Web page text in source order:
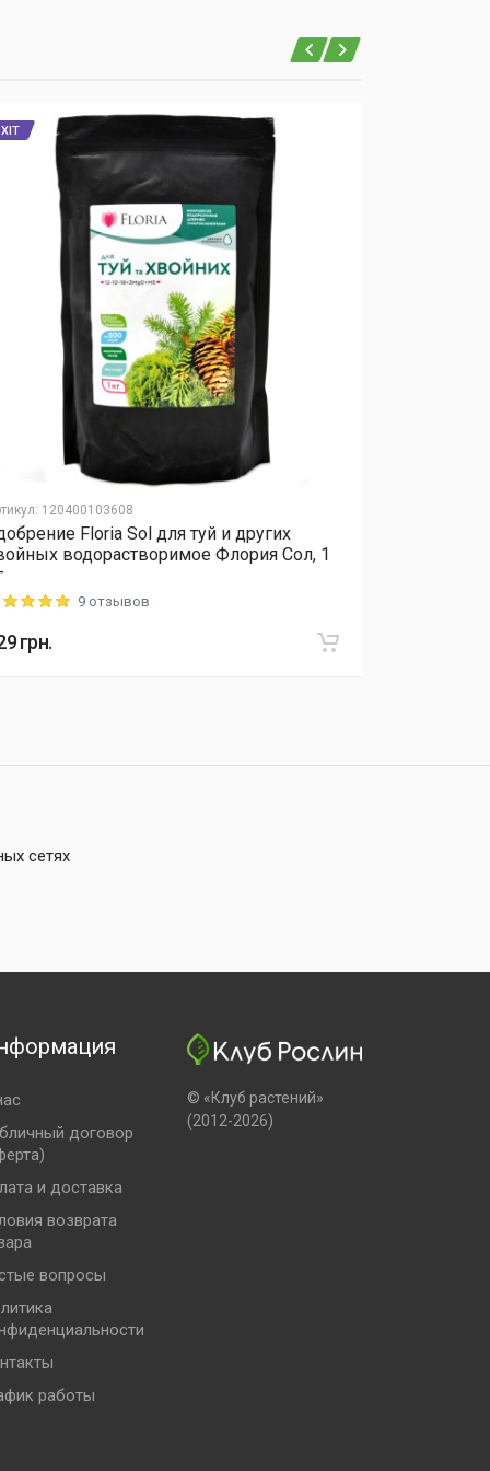
: 120400103608
ХІТ
Floria Sol для туй и других
водорастворимое Флория Сол, 1
5 out of 59 отзывов
грн.
сетях
договор
и доставка
возврата
вопросы
работы
© «Клуб растений»
(2012-2026)